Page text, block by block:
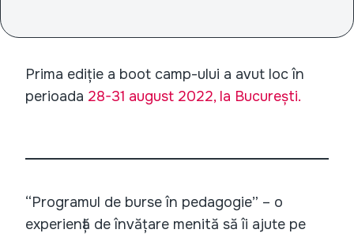
Prima ediție a boot camp-ului a avut loc în
perioada 28-31 august 2022, la București.
“Programul de burse în pedagogie” – o
experiență de învățare menită să îi ajute pe